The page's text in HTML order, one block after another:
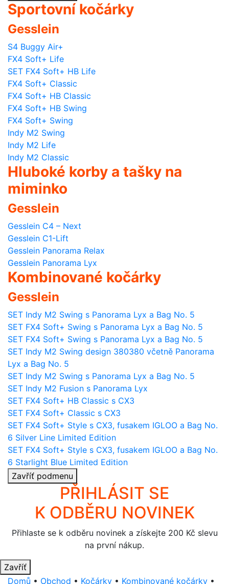
Sportovní kočárky
Gesslein
S4 Buggy Air+
FX4 Soft+ Life
SET FX4 Soft+ HB Life
FX4 Soft+ Classic
FX4 Soft+ HB Classic
FX4 Soft+ HB Swing
FX4 Soft+ Swing
Indy M2 Swing
Indy M2 Life
Indy M2 Classic
Hluboké korby a tašky na
miminko
Gesslein
Gesslein C4 – Next
Gesslein C1-Lift
Gesslein Panorama Relax
Gesslein Panorama Lyx
Kombinované kočárky
Gesslein
SET Indy M2 Swing s Panorama Lyx a Bag No. 5
SET FX4 Soft+ Swing s Panorama Lyx a Bag No. 5
SET FX4 Soft+ Swing s Panorama Lyx a Bag No. 5
SET Indy M2 Swing design 380380 včetně Panorama
Lyx a Bag No. 5
SET Indy M2 Swing s Panorama Lyx a Bag No. 5
SET Indy M2 Fusion s Panorama Lyx
SET FX4 Soft+ HB Classic s CX3
SET FX4 Soft+ Classic s CX3
SET FX4 Soft+ Style s CX3, fusakem IGLOO a Bag No.
6 Silver Line Limited Edition
SET FX4 Soft+ Style s CX3, fusakem IGLOO a Bag No.
6 Starlight Blue Limited Edition
Zavříť podmenu
PŘIHLÁSIT SE
K ODBĚRU NOVINEK
Přihlaste se k odběru novinek a získejte 200 Kč slevu
na první nákup.
Zavříť
Domů • Obchod • Kočárky • Kombinované kočárky •